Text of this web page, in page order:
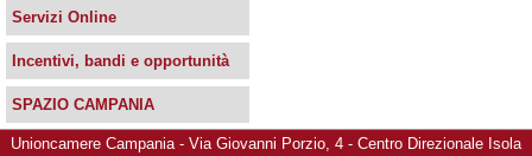
Servizi Online
Incentivi, bandi e opportunità
SPAZIO CAMPANIA
Unioncamere Campania - Via Giovanni Porzio, 4 - Centro Direzionale Isola